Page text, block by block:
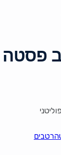
פסטה
רטבים